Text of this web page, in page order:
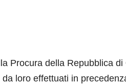
Procura della Repubblica
loro effettuati in